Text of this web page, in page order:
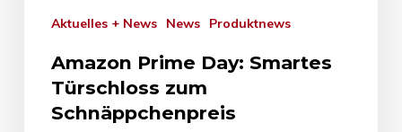
Aktuelles + News News Produktnews
Amazon Prime Day: Smartes
Türschloss zum
Schnäppchenpreis